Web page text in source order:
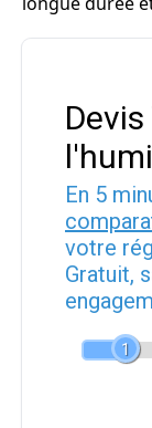
En 5
votre
Gratuit,
1